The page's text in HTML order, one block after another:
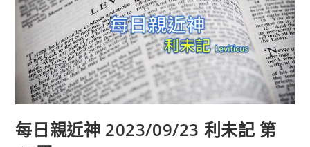
每日親近神 2023/09/23 利未記 第